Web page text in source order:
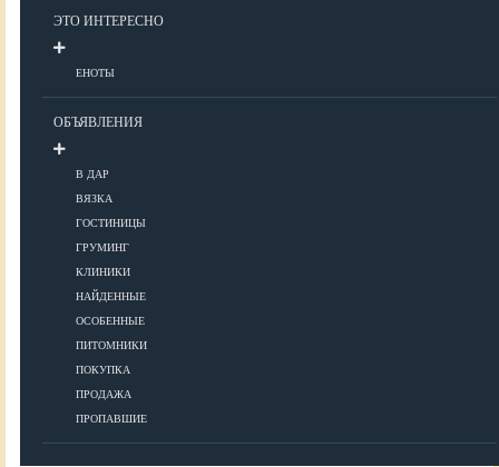
ЭТО ИНТЕРЕСНО
ЕНОТЫ
ОБЪЯВЛЕНИЯ
В ДАР
ВЯЗКА
ГОСТИНИЦЫ
ГРУМИНГ
КЛИНИКИ
НАЙДЕННЫЕ
ОСОБЕННЫЕ
ПИТОМНИКИ
ПОКУПКА
ПРОДАЖА
ПРОПАВШИЕ
Кормление щенков
Диетическое и лечебное кормление
УХОД
Гигиена
Уход за шерстью
Аксессуары для ухода за собакой